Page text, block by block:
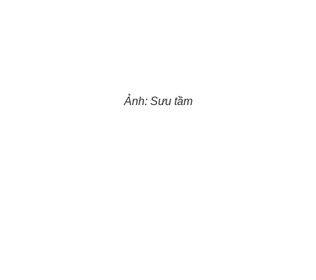
Ảnh: Sưu tầm